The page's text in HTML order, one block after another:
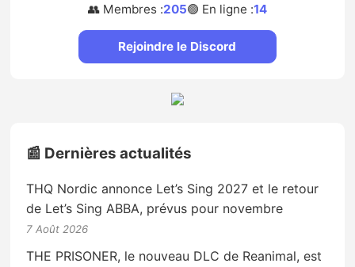
👥 Membres :205🟢 En ligne :14
Rejoindre le Discord
📰 Dernières actualités
THQ Nordic annonce Let’s Sing 2027 et le retour
de Let’s Sing ABBA, prévus pour novembre
7 Août 2026
THE PRISONER, le nouveau DLC de Reanimal, est